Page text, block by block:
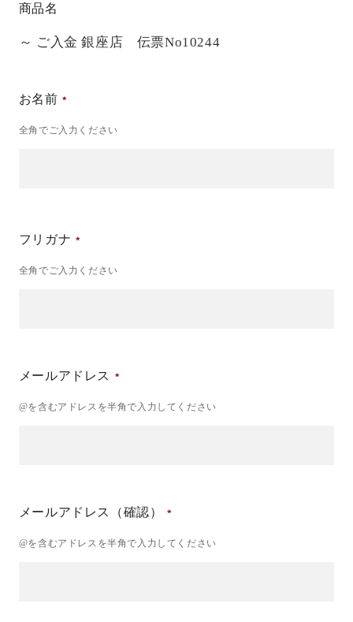
商品名
～ ご入金 銀座店 伝票No10244
お名前
全角でご入力ください
フリガナ
全角でご入力ください
メールアドレス
@を含むアドレスを半角で入力してください
メールアドレス（確認）
@を含むアドレスを半角で入力してください